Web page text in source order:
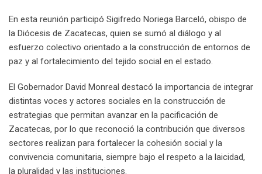
En esta reunión participó Sigifredo Noriega Barceló, obispo de
la Diócesis de Zacatecas, quien se sumó al diálogo y al
esfuerzo colectivo orientado a la construcción de entornos de
paz y al fortalecimiento del tejido social en el estado.
El Gobernador David Monreal destacó la importancia de integrar
distintas voces y actores sociales en la construcción de
estrategias que permitan avanzar en la pacificación de
Zacatecas, por lo que reconoció la contribución que diversos
sectores realizan para fortalecer la cohesión social y la
convivencia comunitaria, siempre bajo el respeto a la laicidad,
la pluralidad y las instituciones.